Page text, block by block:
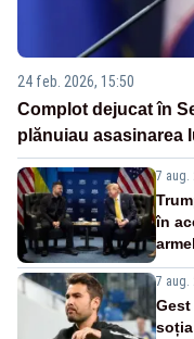
24 feb. 2026, 15:50
Complot dejucat în
plănuiau asasinarea
7 aug.
în
7 aug.
soția